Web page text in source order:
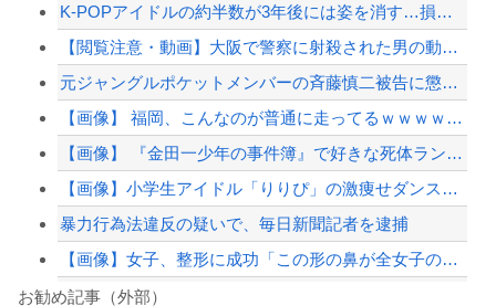
K-POPアイドルの約半数が3年後には姿を消す…損益分岐点突破は4％未満
【閲覧注意・動画】大阪で警察に射殺された男の動画、エグい 撃たれてから叫びながら...
元ジャングルポケットメンバーの斉藤慎二被告に懲役7年求刑 ロケバスで女性に性的暴...
【画像】 福岡、こんなのが普通に走ってるｗｗｗｗｗｗｗｗｗｗｗｗｗｗｗｗｗｗｗｗ...
【画像】 『金田一少年の事件簿』で好きな死体ランキング１位がこちら！
【画像】小学生アイドル「りりぴ」の激痩せダンス動画にファンが『絶句』してしまう・...
暴力行為法違反の疑いで、毎日新聞記者を逮捕
【画像】女子、整形に成功「この形の鼻が全女子の理想だと思う」⇒
暴力行為法違反の疑いで、毎日新聞記者を逮捕
お勧め記事（外部）